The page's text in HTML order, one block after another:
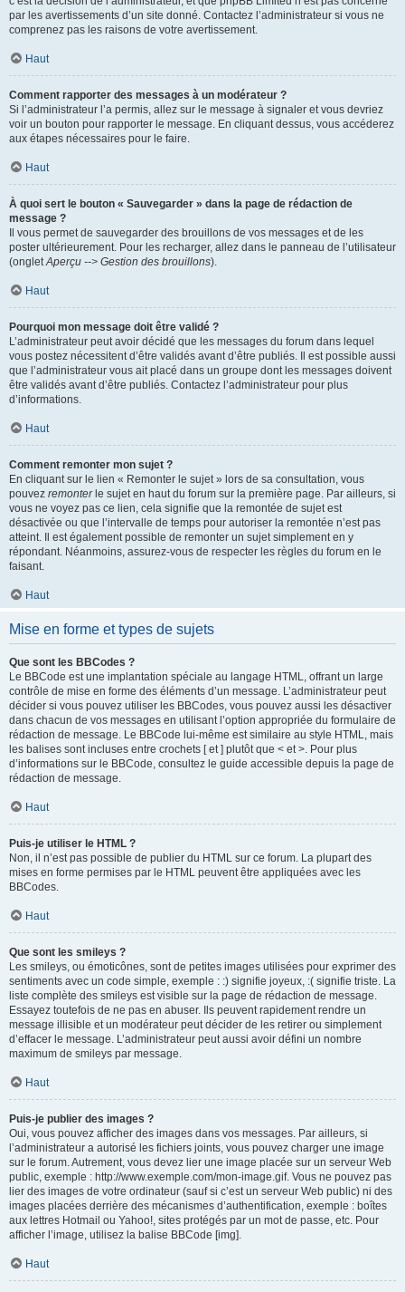
par les avertissements d’un site donné. Contactez l’administrateur si vous ne
comprenez pas les raisons de votre avertissement.
Haut
Comment rapporter des messages à un modérateur ?
Si l’administrateur l’a permis, allez sur le message à signaler et vous devriez
voir un bouton pour rapporter le message. En cliquant dessus, vous accéderez
aux étapes nécessaires pour le faire.
Haut
À quoi sert le bouton « Sauvegarder » dans la page de rédaction de
message ?
Il vous permet de sauvegarder des brouillons de vos messages et de les
poster ultérieurement. Pour les recharger, allez dans le panneau de l’utilisateur
(ongletAperçu --> Gestion des brouillons).
Haut
Pourquoi mon message doit être validé ?
L’administrateur peut avoir décidé que les messages du forum dans lequel
vous postez nécessitent d’être validés avant d’être publiés. Il est possible aussi
que l’administrateur vous ait placé dans un groupe dont les messages doivent
être validés avant d’être publiés. Contactez l’administrateur pour plus
d’informations.
Haut
Comment remonter mon sujet ?
En cliquant sur le lien « Remonter le sujet » lors de sa consultation, vous
pouvez remonterle sujet en haut du forum sur la première page. Par ailleurs, si
vous ne voyez pas ce lien, cela signifie que la remontée de sujet est
désactivée ou que l’intervalle de temps pour autoriser la remontée n’est pas
atteint. Il est également possible de remonter un sujet simplement en y
répondant. Néanmoins, assurez-vous de respecter les règles du forum en le
faisant.
Haut
Mise en forme et types de sujets
Que sont les BBCodes ?
Le BBCode est une implantation spéciale au langage HTML, offrant un large
contrôle de mise en forme des éléments d’un message. L’administrateur peut
décider si vous pouvez utiliser les BBCodes, vous pouvez aussi les désactiver
dans chacun de vos messages en utilisant l’option appropriée du formulaire de
rédaction de message. Le BBCode lui-même est similaire au style HTML, mais
les balises sont incluses entre crochets [ et ] plutôt que < et >. Pour plus
d’informations sur le BBCode, consultez le guide accessible depuis la page de
rédaction de message.
Haut
Puis-je utiliser le HTML ?
Non, il n’est pas possible de publier du HTML sur ce forum. La plupart des
mises en forme permises par le HTML peuvent être appliquées avec les
BBCodes.
Haut
Que sont les smileys ?
Les smileys, ou émoticônes, sont de petites images utilisées pour exprimer des
sentiments avec un code simple, exemple : :) signifie joyeux, :( signifie triste. La
liste complète des smileys est visible sur la page de rédaction de message.
Essayez toutefois de ne pas en abuser. Ils peuvent rapidement rendre un
message illisible et un modérateur peut décider de les retirer ou simplement
d’effacer le message. L’administrateur peut aussi avoir défini un nombre
maximum de smileys par message.
Haut
Puis-je publier des images ?
Oui, vous pouvez afficher des images dans vos messages. Par ailleurs, si
l’administrateur a autorisé les fichiers joints, vous pouvez charger une image
sur le forum. Autrement, vous devez lier une image placée sur un serveur Web
public, exemple : http://www.exemple.com/mon-image.gif. Vous ne pouvez pas
lier des images de votre ordinateur (sauf si c’est un serveur Web public) ni des
images placées derrière des mécanismes d’authentification, exemple : boîtes
aux lettres Hotmail ou Yahoo!, sites protégés par un mot de passe, etc. Pour
afficher l’image, utilisez la balise BBCode [img].
Haut